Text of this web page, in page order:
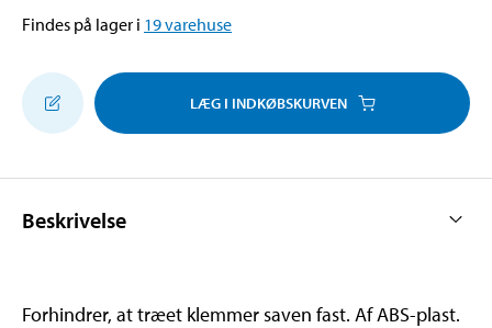
Findes på lager i 19varehuse
LÆG I INDKØBSKURVEN
Beskrivelse
Forhindrer, at træet klemmer saven fast. Af ABS-plast.